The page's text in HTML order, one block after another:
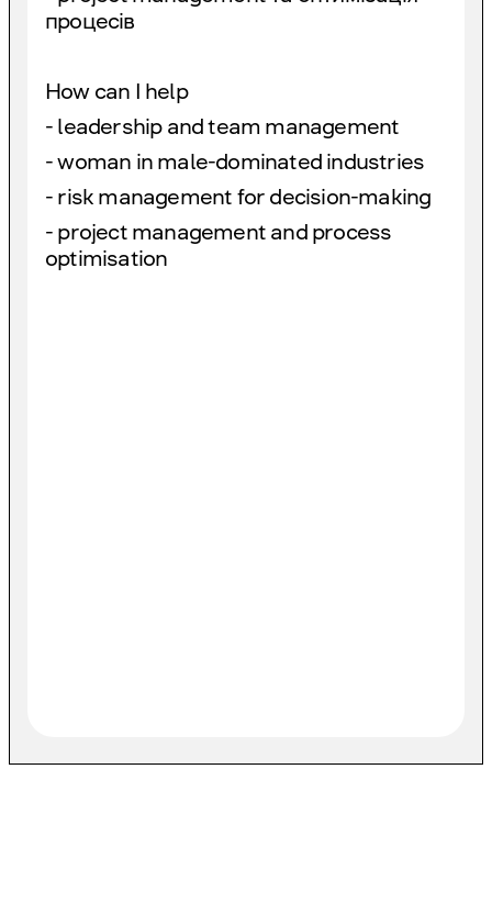
процесів
How can I help
- leadership and team management
- woman in male-dominated industries
- risk management for decision-making
- project management and process
optimisation